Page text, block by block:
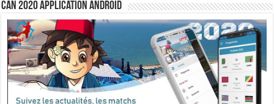
CAN 2020 Application Android